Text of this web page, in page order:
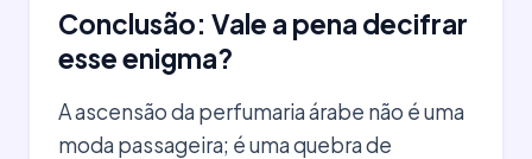
Conclusão: Vale a pena decifrar
esse enigma?
A ascensão da perfumaria árabe não é uma
moda passageira; é uma quebra de